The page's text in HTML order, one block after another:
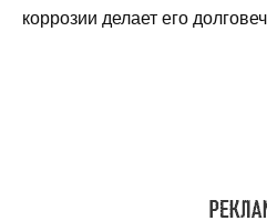
коррозии делает его